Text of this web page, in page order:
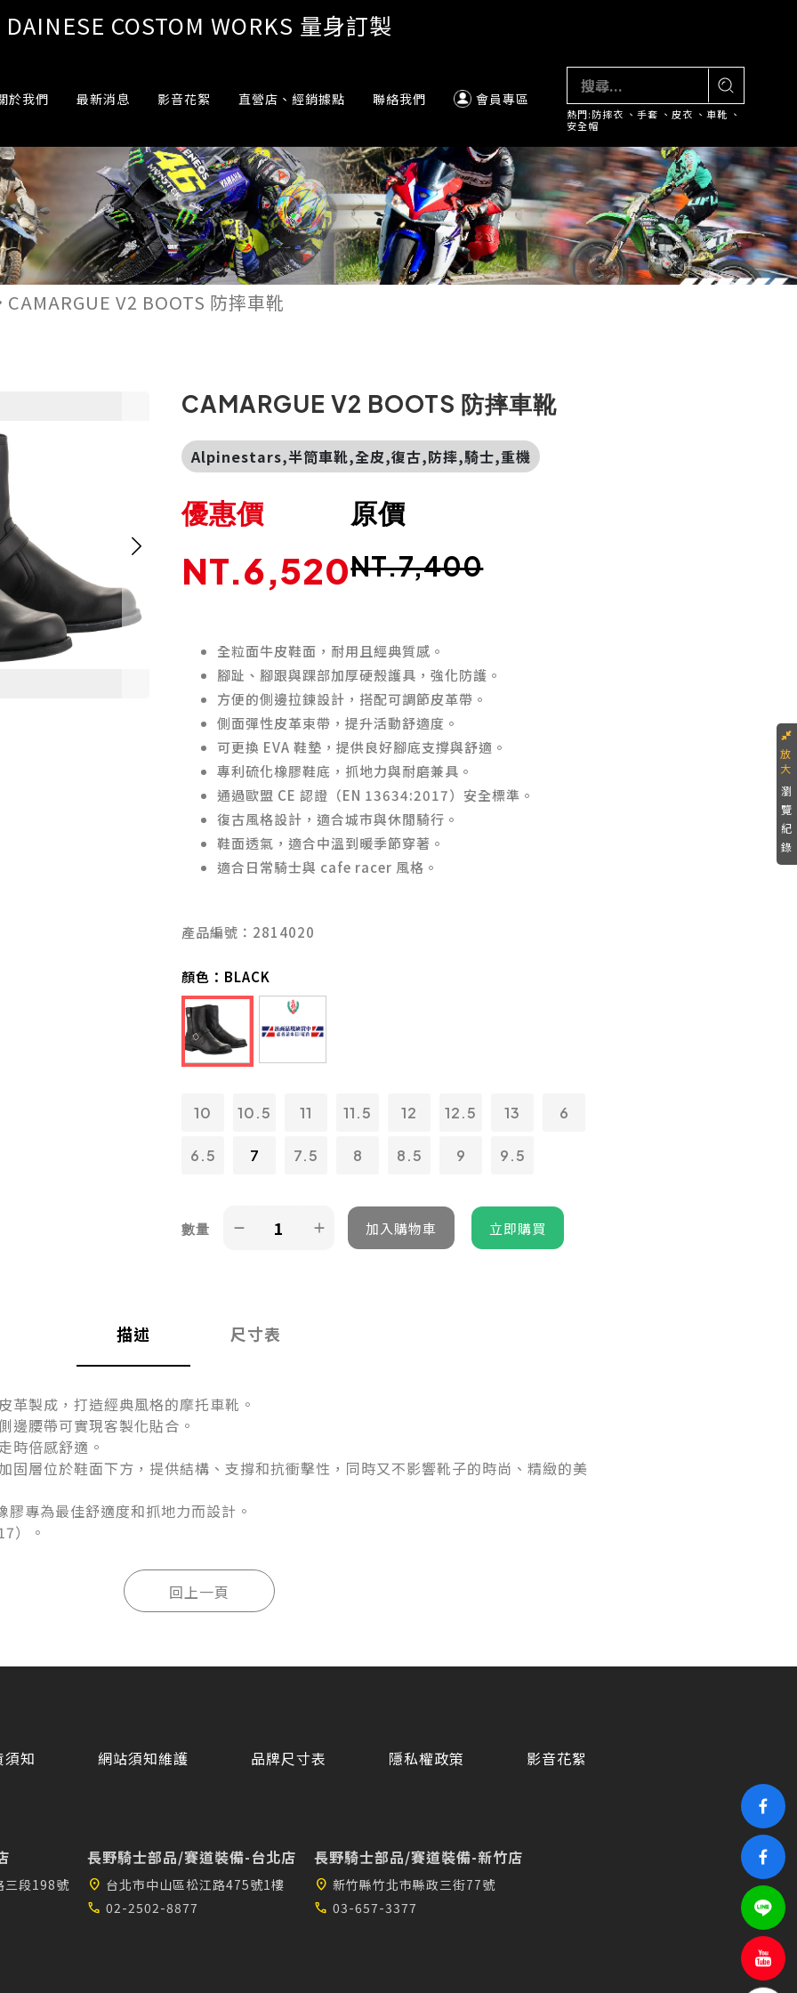
DAINESE COSTOM WORKS 量身訂製
於我們 最新消息 影音花絮 直營店、經銷據點 聯絡我們 會員專區
熱門:防摔衣 、手套 、 皮衣 、車靴 、
安全帽
CAMARGUE V2 BOOTS 防摔車靴
CAMARGUE V2 BOOTS 防摔車靴
Alpinestars,半筒車靴,全皮,復古,防摔,騎士,重機
原價
NT.7,400
優惠價
NT.6,520
全粒面牛皮鞋面，耐用且經典質感。
腳趾、腳跟與踝部加厚硬殼護具，強化防護。
方便的側邊拉鍊設計，搭配可調節皮革帶。
側面彈性皮革束帶，提升活動舒適度。
可更換 EVA 鞋墊，提供良好腳底支撐與舒適。
專利硫化橡膠鞋底，抓地力與耐磨兼具。
通過歐盟 CE 認證（EN 13634:2017）安全標準。
復古風格設計，適合城市與休閒騎行。
鞋面透氣，適合中溫到暖季節穿著。
適合日常騎士與 cafe racer 風格。
產品編號：2814020
顏色： BLACK
10 10.5 11 11.5 12 12.5 13 6
6.5 7 7.5 8 8.5 9 9.5
數量
描述 尺寸表
革製成，打造經典風格的摩托車靴。
邊腰帶可實現客製化貼合。
時倍感舒適。
固層位於鞋面下方，提供結構、支撐和抗衝擊性，同時又不影響靴子的時尚、精緻的美
專為最佳舒適度和抓地力而設計。
）。
瀏
覽
紀
錄
須知 網站須知維護 品牌尺寸表 隱私權政策 影音花絮
三段198號
長野騎士部品/賽道裝備-台北店
location_on 台北市中山區松江路475號1樓
call 02-2502-8877
長野騎士部品/賽道裝備-新竹店
location_on 新竹縣竹北市縣政三街77號
call 03-657-3377